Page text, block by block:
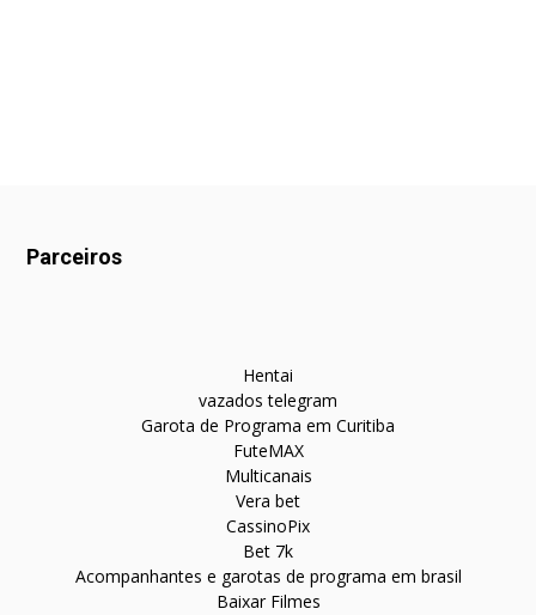
Parceiros
Hentai
vazados telegram
Garota de Programa em Curitiba
FuteMAX
Multicanais
Vera bet
CassinoPix
Bet 7k
Acompanhantes e garotas de programa em brasil
Baixar Filmes